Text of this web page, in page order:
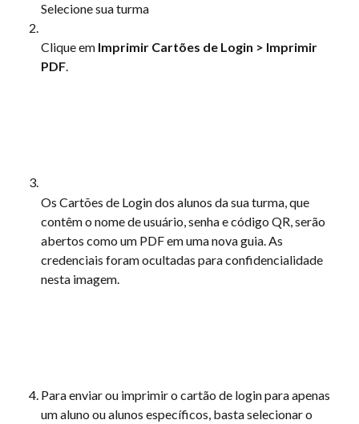
Selecione sua turma
Clique em Imprimir Cartões de Login > Imprimir
PDF.
Os Cartões de Login dos alunos da sua turma, que
contêm o nome de usuário, senha e código QR, serão
abertos como um PDF em uma nova guia. As
credenciais foram ocultadas para confidencialidade
nesta imagem.
Para enviar ou imprimir o cartão de login para apenas
um aluno ou alunos específicos, basta selecionar o